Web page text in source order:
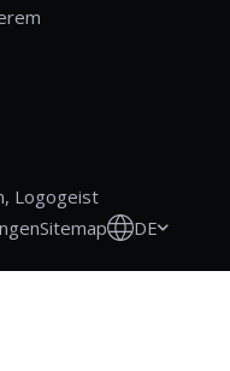
Logogeist
Sitemap DE